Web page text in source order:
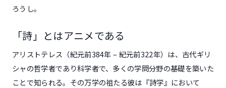
ろうし。
「詩」とはアニメである
アリストテレス（紀元前384年 – 紀元前322年）は、古代ギリ
シャの哲学者であり科学者で、多くの学問分野の基礎を築いた
ことで知られる。その万学の祖たる彼は『詩学』において